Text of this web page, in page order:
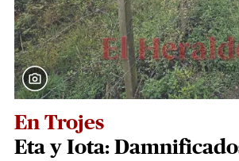
En Trojes
Eta y Iota: